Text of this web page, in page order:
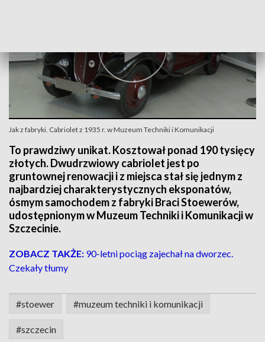
Jak z fabryki. Cabriolet z 1935 r. w Muzeum Techniki i Komunikacji
To prawdziwy unikat. Kosztował ponad 190 tysięcy
złotych. Dwudrzwiowy cabriolet jest po
gruntownej renowacji i z miejsca stał się jednym z
najbardziej charakterystycznych eksponatów,
ósmym samochodem z fabryki Braci Stoewerów,
udostępnionym w Muzeum Techniki i Komunikacji w
Szczecinie.
ZOBACZ TAKŻE: 90-letni pociąg zajechał na dworzec.
Czekały tłumy
#stoewer #muzeum techniki i komunikacji
#szczecin